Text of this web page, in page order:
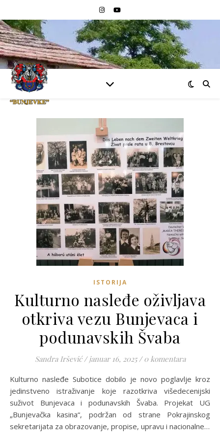
ISTORIJA
Kulturno nasleđe oživljava
otkriva vezu Bunjevaca i
podunavskih Švaba
Sandra Iršević / januar 16, 2025 / 0 komentara
Kulturno nasleđe Subotice dobilo je novo poglavlje kroz
jedinstveno istraživanje koje razotkriva višedecenijski
suživot Bunjevaca i podunavskih Švaba. Projekat UG
„Bunjevačka kasina“, podržan od strane Pokrajinskog
sekretarijata za obrazovanje, propise, upravu i nacionalne…